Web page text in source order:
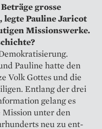
grosse
Pauline Jaricot
Missionswerke.
Pauline hatte den
Volk Gottes und die
Entlang der drei
gelang es
Mission unter den
neu zu ent­